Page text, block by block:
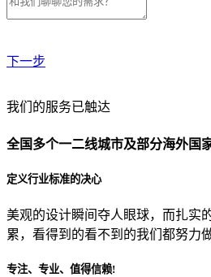
下一步
贵公司预算范围是？
贵公司的团队规模是？
目前主要的营销渠道是？
我们的服务已触达
全国多个一二线城市及部分海外国
定义行业标准的决心
美观的设计瞬间夺人眼球，而扎实
累，看得到的看不到的我们都努力
专注、专业、值得信赖!